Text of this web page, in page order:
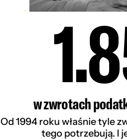
w zwrotach
Od 1994 roku właśnie tyle
tego potrzebują. I